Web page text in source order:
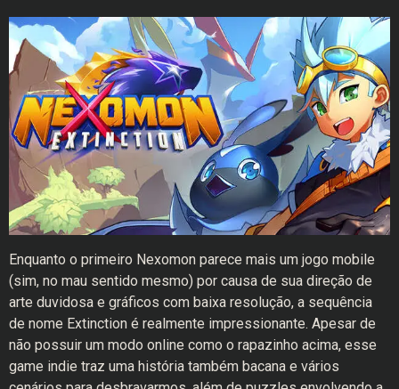
Enquanto o primeiro Nexomon parece mais um jogo mobile
(sim, no mau sentido mesmo) por causa de sua direção de
arte duvidosa e gráficos com baixa resolução, a sequência
de nome Extinction é realmente impressionante. Apesar de
não possuir um modo online como o rapazinho acima, esse
game indie traz uma história também bacana e vários